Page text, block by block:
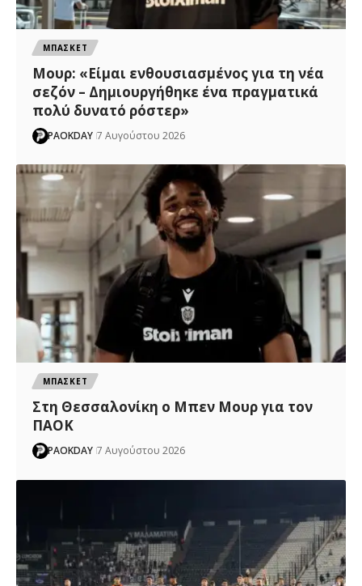
ΜΠΑΣΚΕΤ
Μουρ: «Είμαι ενθουσιασμένος για τη νέα
σεζόν – Δημιουργήθηκε ένα πραγματικά
πολύ δυνατό ρόστερ»
PAOKDAY 7 Αυγούστου 2026
ΜΠΑΣΚΕΤ
Στη Θεσσαλονίκη ο Μπεν Μουρ για τον
ΠΑΟΚ
PAOKDAY 7 Αυγούστου 2026